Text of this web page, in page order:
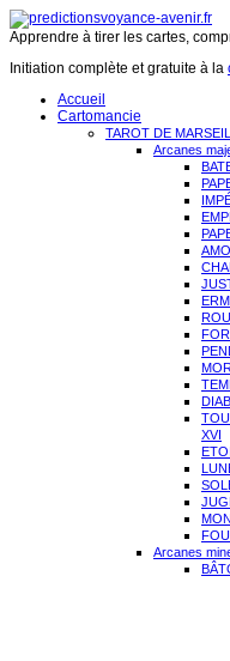
Apprendre à tirer les cartes,
Initiation complète et gratuite à la
Accueil
Cartomancie
TAROT DE
Arcanes
XVI
Arcanes